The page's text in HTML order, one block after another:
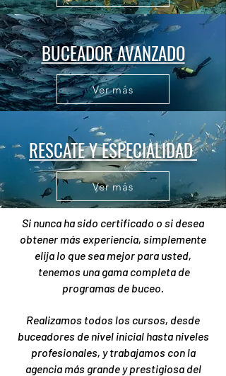
BUCEADOR AVANZADO
Ver más
RESCATE Y ESPECIALIDAD
Ver más
Si nunca ha sido certificado o si desea
obtener más experiencia, simplemente
elija lo que sea mejor para usted,
tenemos una gama completa de
programas de buceo.
Realizamos todos los cursos, desde
buceadores de nivel inicial hasta niveles
profesionales, y trabajamos con la
agencia más grande y prestigiosa del